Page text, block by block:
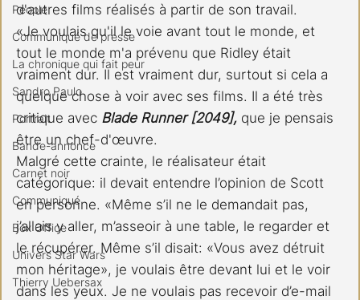
People
Communiqué de presse
La chronique qui fait peur
Sandro Paulo
Portrait
Bande-annonce
Carnet noir
Communiqué
Box Office
Univers Star Wars
Thierry Uebersax
d'autres films réalisés à partir de son travail.
«Je voulais qu'il le voie avant tout le monde, et
tout le monde m'a prévenu que Ridley était
vraiment dur. Il est vraiment dur, surtout si cela a
quelque chose à voir avec ses films. Il a été très
critique avec Blade Runner [2049], que je pensais
être un chef-d'œuvre.
Malgré cette crainte, le réalisateur était
catégorique: il devait entendre l’opinion de Scott
en personne. «Même s’il ne le demandait pas,
j’allais y aller, m’asseoir à une table, le regarder et
le récupérer. Même s’il disait: «Vous avez détruit
mon héritage», je voulais être devant lui et le voir
dans les yeux. Je ne voulais pas recevoir d’e-mail